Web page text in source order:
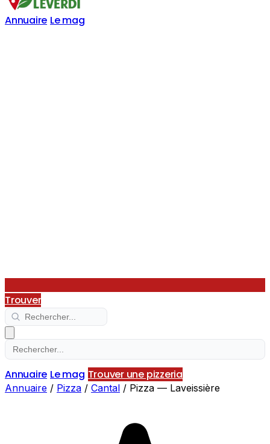
Annuaire Le mag
Trouver
Annuaire Le mag Trouver une pizzeria
Annuaire / Pizza / Cantal / Pizza — Laveissière